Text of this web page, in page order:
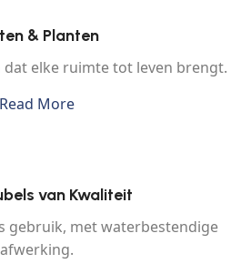
& Planten
elke ruimte tot leven brengt.
Read More
van Kwaliteit
gebruik, met waterbestendige
afwerking.